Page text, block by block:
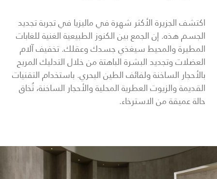
اكتشف الجزيرة الأكثر شهرة في ماليزيا في تجربة تجديد
الجسم هذه. إن الجمع بين الكنوز الطبيعية الغنية للغابات
المطيرة والمحيط سيغذي جسدك وعقلك. تخفيف آلام
العضلات وتجديد البشرة الباهتة من خلال التدليك المريح
بالأحجار الساخنة ولفائف الطين البحري. باستخدام التقنيات
القديمة والزيوت العطرية المحلية والأحجار الساخنة، تُخاق
حالة عميقة من الاسترخاء.